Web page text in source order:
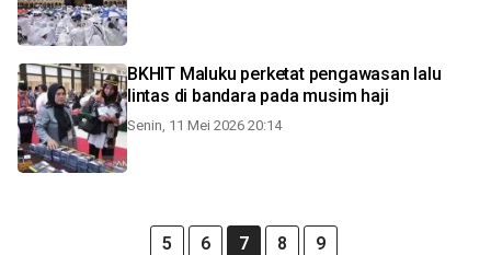
BKHIT Maluku perketat pengawasan lalu
lintas di bandara pada musim haji
Senin, 11 Mei 2026 20:14
5 6 7 8 9